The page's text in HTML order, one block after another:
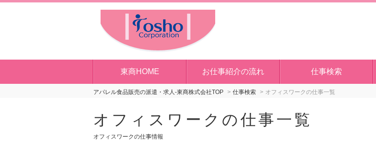
東商HOME お仕事紹介の流れ 仕事検索
アパレル食品販売の派遣・求人-東商株式会社TOP 仕事検索 オフィスワークの仕事一覧
オフィスワークの仕事一覧
オフィスワークの仕事情報